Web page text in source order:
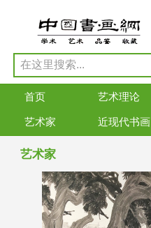
首页 艺术理论
艺术家 近现代书画
艺术家